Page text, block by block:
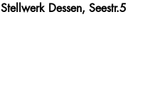
Stellwerk Dessen, Seestr.5